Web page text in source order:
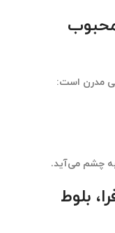
مدرن است:
به چشم می‌آید.
بلوط